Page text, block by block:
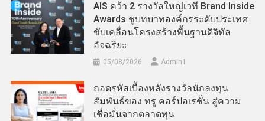
AIS คว้า 2 รางวัลใหญ่เวที Brand Inside
Awards ชูบทบาทองค์กรระดับประเทศ
ขับเคลื่อนโครงสร้างพื้นฐานดิจิทัล
อัจฉริยะ
05/08/2026 Admin​1
ถอดรหัสเบื้องหลังรางวัลนักลงทุน
สัมพันธ์ของ ทรู คอร์ปอเรชั่น สู่ความ
เชื่อมั่นจากตลาดทุน